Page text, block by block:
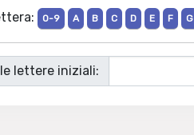
0-9 A B C D E F G
lettere iniziali: